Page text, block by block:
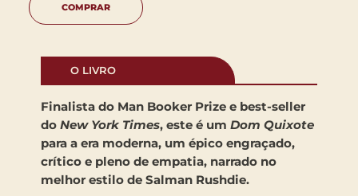
COMPRAR
O LIVRO
Finalista do Man Booker Prize e best-seller
do New York Times, este é um Dom Quixote
para a era moderna, um épico engraçado,
crítico e pleno de empatia, narrado no
melhor estilo de Salman Rushdie.